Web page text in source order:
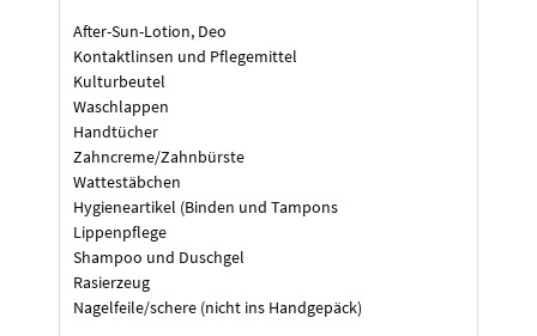
After-Sun-Lotion, Deo
Kontaktlinsen und Pflegemittel
Kulturbeutel
Waschlappen
Handtücher
Zahncreme/Zahnbürste
Wattestäbchen
Hygieneartikel (Binden und Tampons
Lippenpflege
Shampoo und Duschgel
Rasierzeug
Nagelfeile/schere (nicht ins Handgepäck)